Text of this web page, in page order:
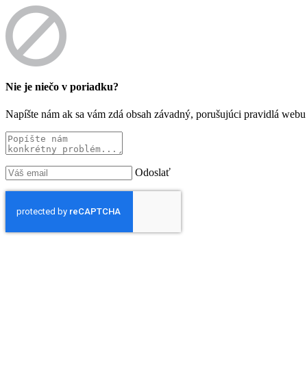
Nie je niečo v poriadku?
Napíšte nám ak sa vám zdá obsah závadný, porušujúci pravidlá
Odoslať